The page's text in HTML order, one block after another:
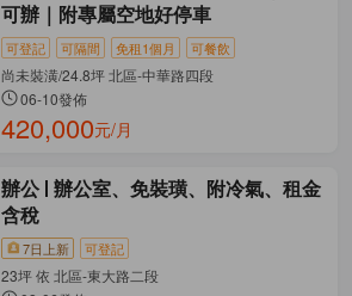
可辦｜附專屬空地好停車
可登記 可隔間 免租1個月 可餐飲
尚未裝潢/24.8坪 北區-中華路四段
06-10發佈
420,000元/月
辦公
辦公室、免裝璜、附冷氣、租金
含稅
7日上新 可登記
23坪 依 北區-東大路二段